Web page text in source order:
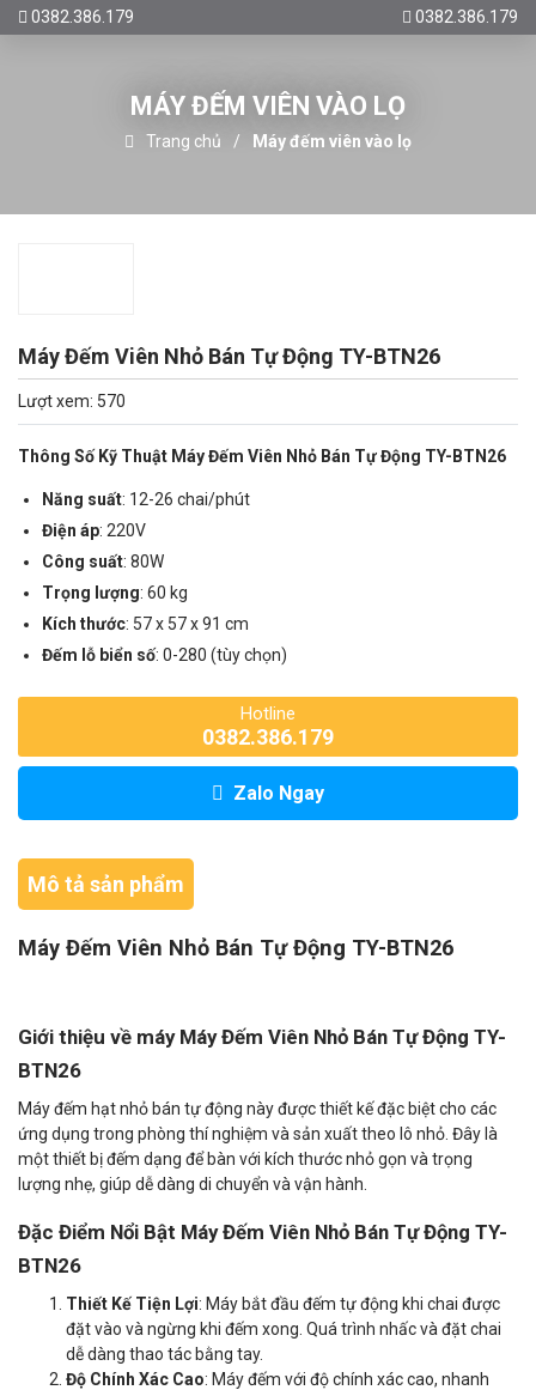
0382.386.179 0382.386.179
MÁY ĐẾM VIÊN VÀO LỌ
Trang chủ Máy đếm viên vào lọ
Máy Đếm Viên Nhỏ Bán Tự Động TY-BTN26
Lượt xem: 570
Thông Số Kỹ Thuật Máy Đếm Viên Nhỏ Bán Tự Động TY-BTN26
Năng suất: 12-26 chai/phút
Điện áp: 220V
Công suất: 80W
Trọng lượng: 60 kg
Kích thước: 57 x 57 x 91 cm
Đếm lỗ biển số: 0-280 (tùy chọn)
Hotline
0382.386.179
Zalo Ngay
Mô tả sản phẩm
Máy Đếm Viên Nhỏ Bán Tự Động TY-BTN26
Giới thiệu về máy Máy Đếm Viên Nhỏ Bán Tự Động TY-
BTN26
Máy đếm hạt nhỏ bán tự động này được thiết kế đặc biệt cho các
ứng dụng trong phòng thí nghiệm và sản xuất theo lô nhỏ. Đây là
một thiết bị đếm dạng để bàn với kích thước nhỏ gọn và trọng
lượng nhẹ, giúp dễ dàng di chuyển và vận hành.
Đặc Điểm Nổi Bật Máy Đếm Viên Nhỏ Bán Tự Động TY-
BTN26
Thiết Kế Tiện Lợi: Máy bắt đầu đếm tự động khi chai được
đặt vào và ngừng khi đếm xong. Quá trình nhấc và đặt chai
dễ dàng thao tác bằng tay.
Độ Chính Xác Cao: Máy đếm với độ chính xác cao, nhanh